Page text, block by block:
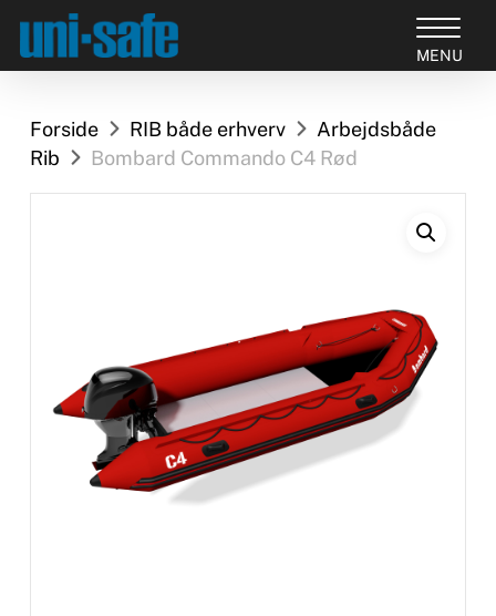
main
Forside
RIB både erhverv
Arbejdsbåde
Rib
Bombard Commando C4 Rød
Close